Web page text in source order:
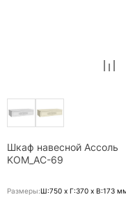
Шкаф навесной Ассоль
KOM_AC-69
Размеры:Ш:750 x Г:370 x В:173